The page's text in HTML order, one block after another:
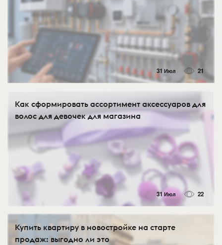
31 Июл 21
Как сформировать ассортимент аксессуаров для
волос для девочек для магазина
31 Июл 22
Купить квартиру в новостройке на старте
продаж: выгодно ли это